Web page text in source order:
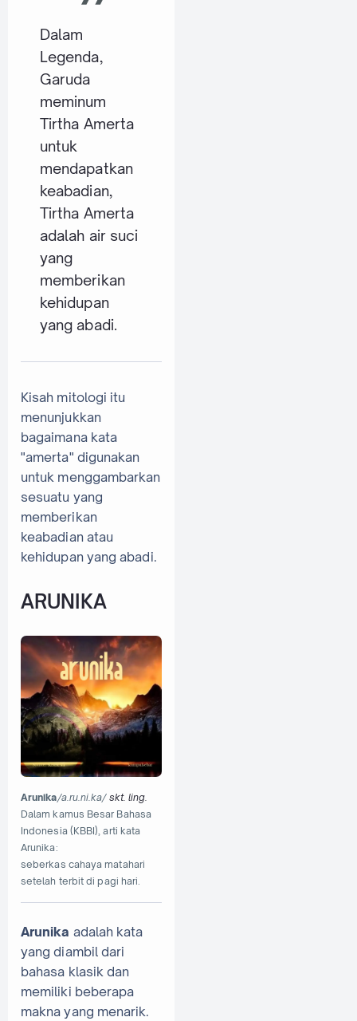
Dalam
Legenda,
Garuda
meminum
Tirtha Amerta
untuk
mendapatkan
keabadian,
Tirtha Amerta
adalah air suci
yang
memberikan
kehidupan
yang abadi.
Kisah mitologi itu
menunjukkan
bagaimana kata
"amerta" digunakan
untuk menggambarkan
sesuatu yang
memberikan
keabadian atau
kehidupan yang abadi.
ARUNIKA
Arunika/a.ru.ni.ka/ skt. ling.
Dalam kamus Besar Bahasa
Indonesia (KBBI), arti kata
Arunika:
seberkas cahaya matahari
setelah terbit di pagi hari.
Arunika adalah kata
yang diambil dari
bahasa klasik dan
memiliki beberapa
makna yang menarik.